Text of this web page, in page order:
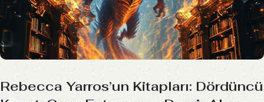
Rebecca Yarros’un Kitapları: Dördüncü